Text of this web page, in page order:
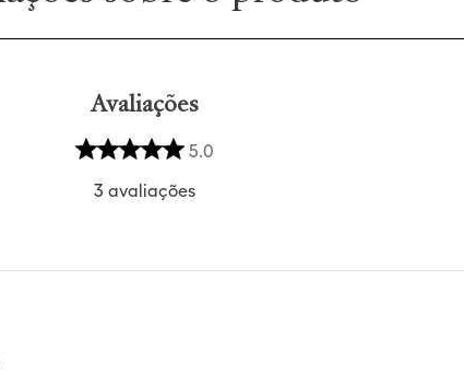
Avaliações
5.0
3 avaliações